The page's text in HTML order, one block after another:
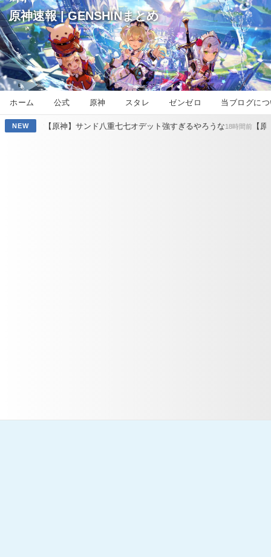
原神速報 | GENSHINまとめ
ホーム 公式 原神 スタレ ゼンゼロ 当ブログに
NEW
サンド八重七七オデット強すぎるやろうな 18時間前【原神】瑞希がポンポ